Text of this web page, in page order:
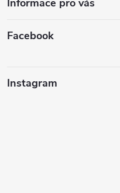
Facebook
Instagram